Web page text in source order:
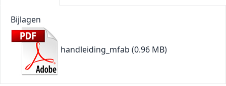
Bijlagen
handleiding_mfab (0.96 MB)